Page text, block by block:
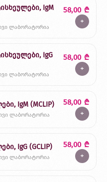
IgM
ლაბორატორია
58,00 ₾
+
IgG
ლაბორატორია
58,00 ₾
+
IgM (MCLIP)
ლაბორატორია
58,00 ₾
+
IgG (GCLIP)
ლაბორატორია
58,00 ₾
+